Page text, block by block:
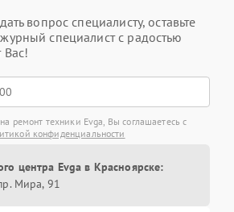
вопрос специалисту, оставьте
специалист с радостью
Вас!
ремонт техники Evga, Вы соглашаетесь с
конфиденциальности
центра Evga в Красноярске:
Мира, 91